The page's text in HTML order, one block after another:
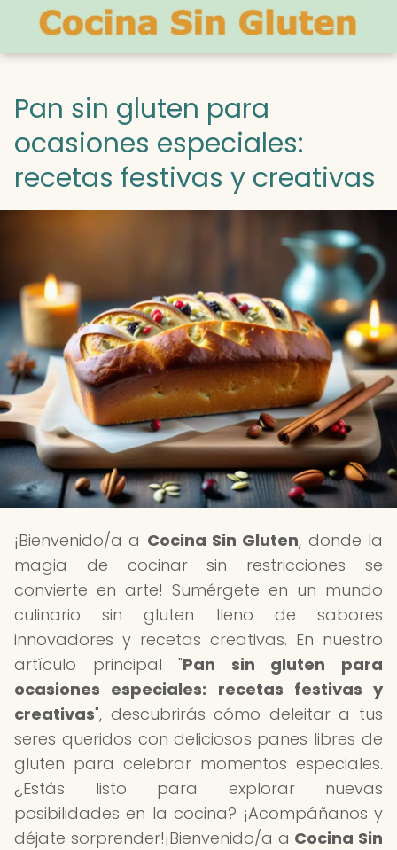
Pan sin gluten para
ocasiones especiales:
recetas festivas y creativas
¡Bienvenido/a a Cocina Sin Gluten, donde la
magia de cocinar sin restricciones se
convierte en arte! Sumérgete en un mundo
culinario sin gluten lleno de sabores
innovadores y recetas creativas. En nuestro
artículo principal "Pan sin gluten para
ocasiones especiales: recetas festivas y
creativas", descubrirás cómo deleitar a tus
seres queridos con deliciosos panes libres de
gluten para celebrar momentos especiales.
¿Estás listo para explorar nuevas
posibilidades en la cocina? ¡Acompáñanos y
déjate sorprender!¡Bienvenido/a a Cocina Sin